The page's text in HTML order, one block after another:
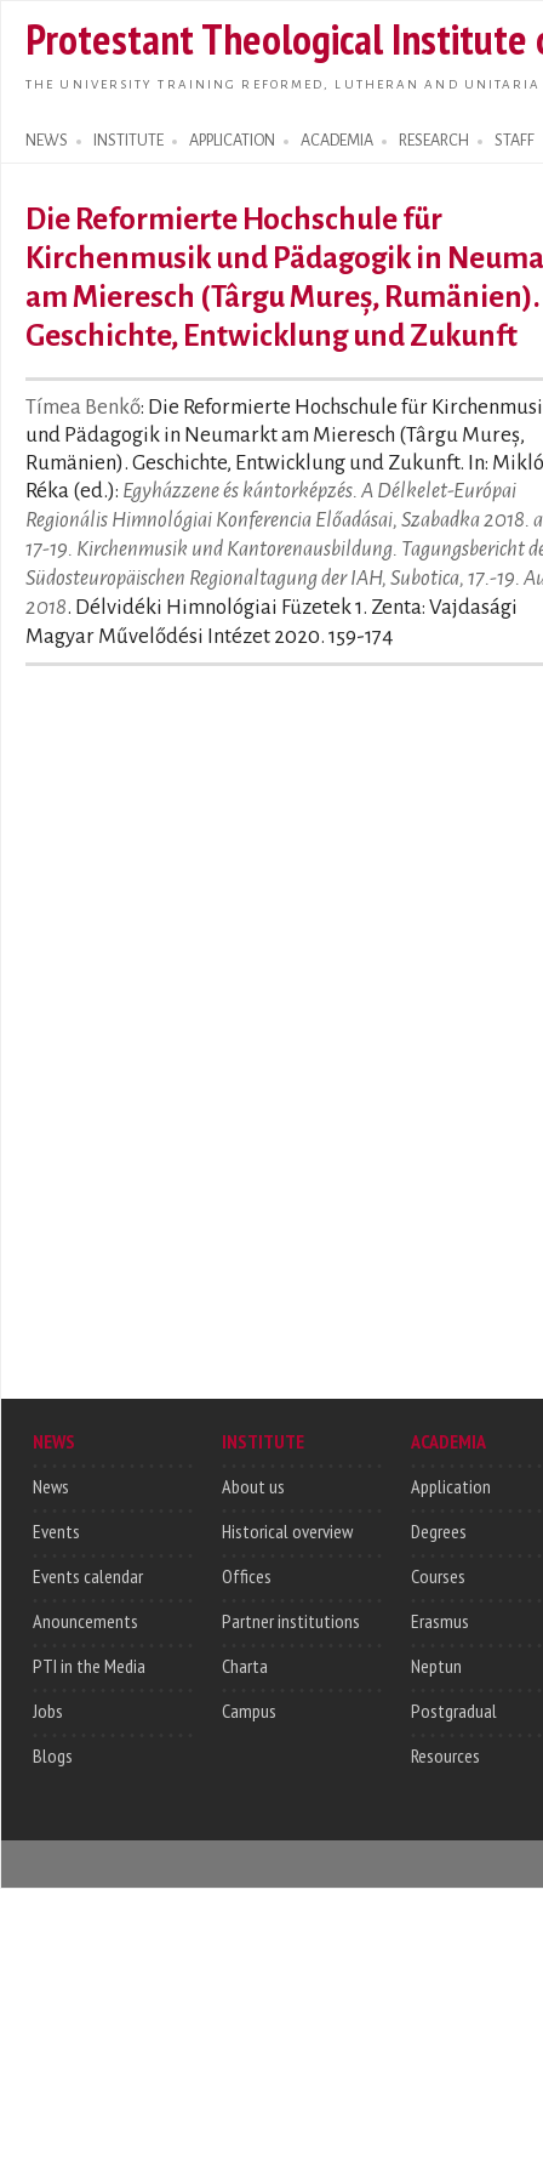
main
Protestant Theological Institute
THE UNIVERSITY TRAINING REFORMED, LUTHERAN AND
NEWS INSTITUTE APPLICATION ACADEMIA RESEARCH STAFF
Search form
Die Reformierte Hochschule für
Kirchenmusik und Pädagogik in
am Mieresch (Târgu Mureș, Rumänien).
Geschichte, Entwicklung und Zukunft
Tímea Benkő: Die Reformierte Hochschule für
und Pädagogik in Neumarkt am Mieresch (Târgu Mureș,
Rumänien). Geschichte, Entwicklung und Zukunft. In:
Réka (ed.): Egyházzene és kántorképzés. A Délkelet-Európai
Regionális Himnológiai Konferencia Előadásai, Szabadka 2018.
17-19. Kirchenmusik und Kantorenausbildung. Tagungsbericht
Südosteuropäischen Regionaltagung der IAH, Subotica, 17.-19.
2018. Délvidéki Himnológiai Füzetek 1. Zenta: Vajdasági
Magyar Művelődési Intézet 2020. 159-174
NEWS
News
Events
Events calendar
Anouncements
PTI in the Media
Jobs
Blogs
INSTITUTE
About us
Historical overview
Offices
Partner institutions
Charta
Campus
ACADEMIA
Application
Degrees
Courses
Erasmus
Neptun
Postgradual
Resources